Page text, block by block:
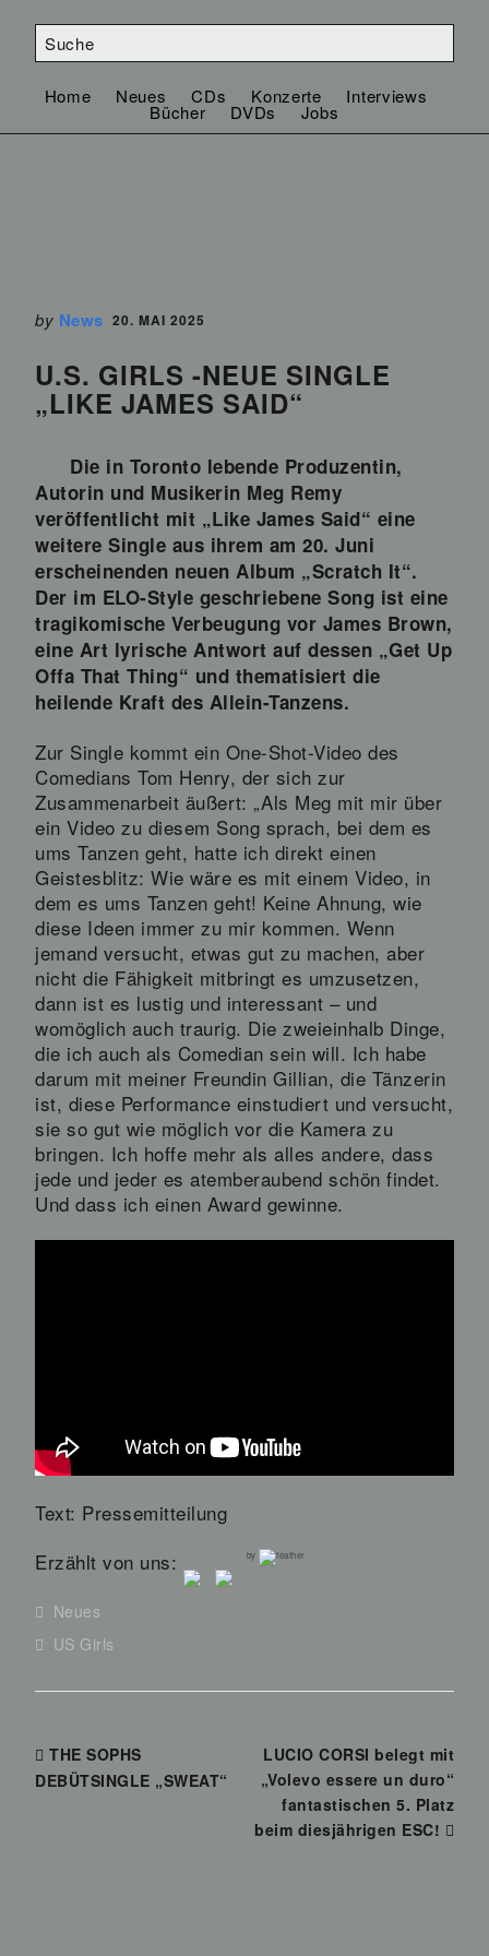
Home Neues CDs Konzerte Interviews
Bücher DVDs Jobs
by News 20. MAI 2025
U.S. GIRLS -NEUE SINGLE
„LIKE JAMES SAID“
Die in Toronto lebende Produzentin,
Autorin und Musikerin Meg Remy
veröffentlicht mit „Like James Said“ eine
weitere Single aus ihrem am 20. Juni
erscheinenden neuen Album „Scratch It“.
Der im ELO-Style geschriebene Song ist eine
tragikomische Verbeugung vor James Brown,
eine Art lyrische Antwort auf dessen „Get Up
Offa That Thing“ und thematisiert die
heilende Kraft des Allein-Tanzens.
Zur Single kommt ein One-Shot-Video des
Comedians Tom Henry, der sich zur
Zusammenarbeit äußert: „Als Meg mit mir über
ein Video zu diesem Song sprach, bei dem es
ums Tanzen geht, hatte ich direkt einen
Geistesblitz: Wie wäre es mit einem Video, in
dem es ums Tanzen geht! Keine Ahnung, wie
diese Ideen immer zu mir kommen. Wenn
jemand versucht, etwas gut zu machen, aber
nicht die Fähigkeit mitbringt es umzusetzen,
dann ist es lustig und interessant – und
womöglich auch traurig. Die zweieinhalb Dinge,
die ich auch als Comedian sein will. Ich habe
darum mit meiner Freundin Gillian, die Tänzerin
ist, diese Performance einstudiert und versucht,
sie so gut wie möglich vor die Kamera zu
bringen. Ich hoffe mehr als alles andere, dass
jede und jeder es atemberaubend schön findet.
Und dass ich einen Award gewinne.
Text: Pressemitteilung
Erzählt von uns:
by
Neues
US Girls
THE SOPHS
DEBÜTSINGLE „SWEAT“
LUCIO CORSI belegt mit
„Volevo essere un duro“
fantastischen 5. Platz
beim diesjährigen ESC!